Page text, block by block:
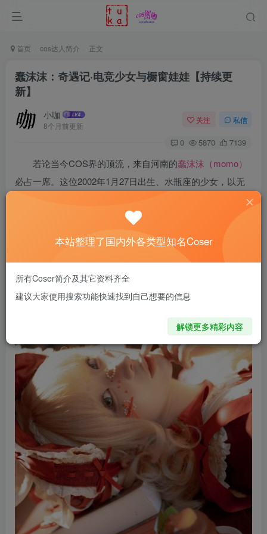
首页 cos达人简介 正文
蠢沫沫：奇遇记·电竞少女与橱窗娃娃【持续更
新】
小咖
8个月前更新
关注 私信
0 5870 7139
若论当今COS界的顶流，来自河南的蠢沫沫（momo）
必占一席。这位2002年1月27日出生、水瓶座的少女，以无
可挑剔的精致容貌与极具张力的演绎，早早奠定了自己的王
者地位。正如张爱玲所言：“出名要趁早”，蠢沫沫便是最佳
注脚。她于2019年，年仅17岁时便踏入COS领域，从分享生
蠢沫沫线上看图地址：传送门
本站整理了国内外各类型知名Coser
所有Coser简介及其它资料齐全
建议大家使用搜索功能快速找到自己想要的信息
解锁更多精彩内容